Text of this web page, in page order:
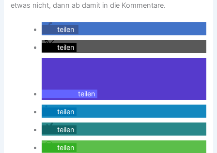
etwas nicht, dann ab damit in die Kommentare.
teilen
teilen
teilen
teilen
teilen
teilen